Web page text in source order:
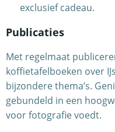
exclusief cadeau.
Publicaties
Met regelmaat
koffietafelboeken over
bijzondere thema’s.
gebundeld in een
voor fotografie voedt.